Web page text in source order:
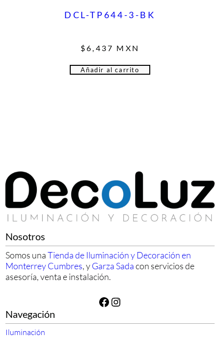
DCL-TP644-3-BK
$6,437 MXN
Añadir al carrito
Nosotros
Somos unaTienda de Iluminación y Decoración en
Monterrey Cumbres, yGarza Sadacon servicios de
asesoría, venta e instalación.
Facebook Instagram
Navegación
Iluminación